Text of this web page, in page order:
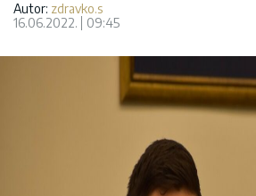
Autor: zdravko.s
16.06.2022.
09:45